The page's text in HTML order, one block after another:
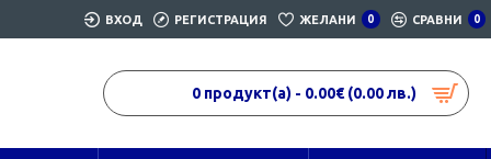
ВХОД РЕГИСТРАЦИЯ ЖЕЛАНИ 0 СРАВНИ 0
0 продукт(а) - 0.00€ (0.00 лв.)